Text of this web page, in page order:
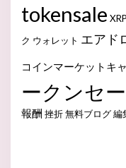
tokensale XRP
ク ウォレット エアド
コインマーケットキ
ークンセ
報酬 挫折無料ブログ編